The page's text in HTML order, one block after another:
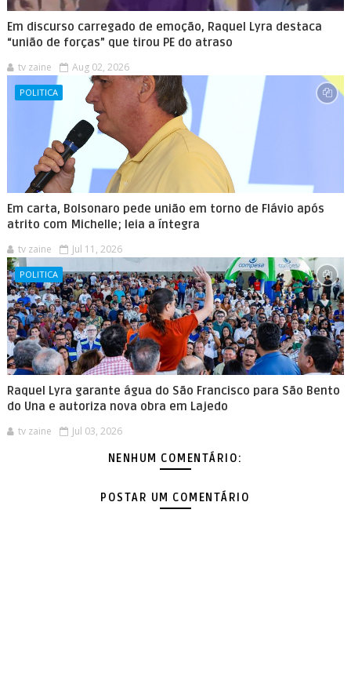
Em discurso carregado de emoção, Raquel Lyra destaca
“união de forças” que tirou PE do atraso
tv zaine Aug 02, 2026
POLITICA
Em carta, Bolsonaro pede união em torno de Flávio após
atrito com Michelle; leia a íntegra
tv zaine Jul 11, 2026
POLITICA
Raquel Lyra garante água do São Francisco para São Bento
do Una e autoriza nova obra em Lajedo
tv zaine Jul 03, 2026
NENHUM COMENTÁRIO:
POSTAR UM COMENTÁRIO